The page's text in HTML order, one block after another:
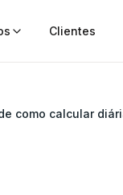
Clientes
como calcular